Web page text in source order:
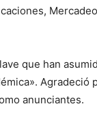
que han
Agradeció
anunciantes.